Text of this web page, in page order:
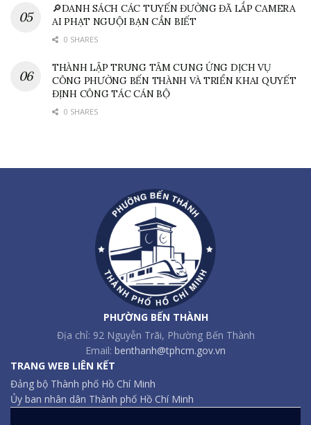
🔎DANH SÁCH CÁC TUYẾN ĐƯỜNG ĐÃ LẮP CAMERA
AI PHẠT NGUỘI BẠN CẦN BIẾT
0 SHARES
THÀNH LẬP TRUNG TÂM CUNG ỨNG DỊCH VỤ
CÔNG PHƯỜNG BẾN THÀNH VÀ TRIỂN KHAI QUYẾT
ĐỊNH CÔNG TÁC CÁN BỘ
0 SHARES
PHƯỜNG BẾN THÀNH
Địa chỉ: 92 Nguyễn Trãi, Phường Bến Thành
Email: benthanh@tphcm.gov.vn
TRANG WEB LIÊN KẾT
Đảng bộ Thành phố Hồ Chí Minh
Ủy ban nhân dân Thành phố Hồ Chí Minh